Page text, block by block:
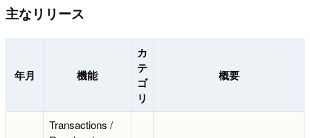
主なリリース
年月 機能
カ
テ
ゴ
リ
概要
Transactions /